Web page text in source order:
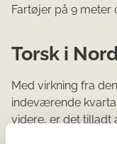
Fartøjer på 9
Torsk i
Med virkning fra
indeværende
videre, er det tilladt